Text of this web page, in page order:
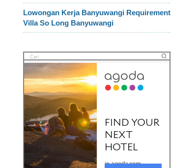
Lowongan Kerja Banyuwangi Requirement
Villa So Long Banyuwangi